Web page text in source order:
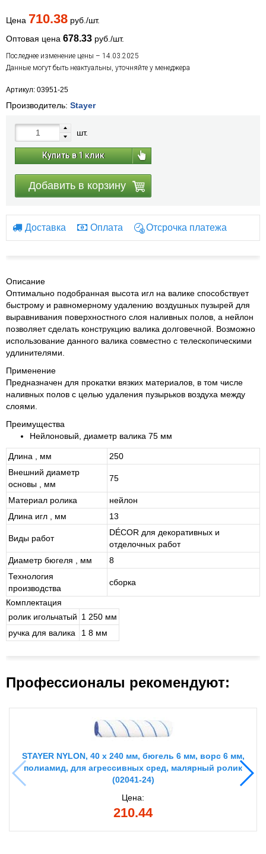
Цена 710.38 руб./шт.
Оптовая цена 678.33 руб./шт.
Последнее изменение цены – 14.03.2025
Данные могут быть неактуальны, уточняйте у менеджера
Артикул: 03951-25
Производитель: Stayer
шт.
Купить в 1 клик
Добавить в корзину
Доставка Оплата Отсрочка платежа
Описание
Оптимально подобранная высота игл на валике способствует
быстрому и равномерному удалению воздушных пузырей для
выравнивания поверхностного слоя наливных полов, а нейлон
позволяет сделать конструкцию валика долговечной. Возможно
использование данного валика совместно с телескопическими
удлинителями.
Применение
Предназначен для прокатки вязких материалов, в том числе
наливных полов с целью удаления пузырьков воздуха между
слоями.
Преимущества
Нейлоновый, диаметр валика 75 мм
Длина , мм
250
Внешний диаметр
основы , мм
75
Материал ролика
нейлон
Длина игл , мм
13
Виды работ
DÉCOR для декоративных и
отделочных работ
Диаметр бюгеля , мм
8
Технология
производства
сборка
Комплектация
ролик игольчатый 1 250 мм
ручка для валика
1 8 мм
Профессионалы рекомендуют:
STAYER NYLON, 40 х 240 мм, бюгель 6 мм, ворс 6 мм,
полиамид, для агрессивных сред, малярный ролик
(02041-24)
Цена:
210.44